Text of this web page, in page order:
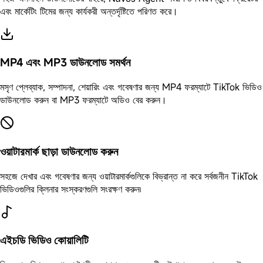
এবং মার্কেটিং টিমের জন্য কার্যকরী অন্তর্দৃষ্টিতে পরিণত করে।
MP4 এবং MP3 ডাউনলোড সমর্থন
মসৃণ প্লেব্যাক, সম্পাদনা, শেয়ারিং এবং গবেষণার জন্য MP4 ফরম্যাটে TikTok ভিডিও
ডাউনলোড করুন বা MP3 ফরম্যাটে অডিও বের করুন।
ওয়াটারমার্ক ছাড়া ডাউনলোড করুন
সহজে দেখার এবং গবেষণার জন্য ওয়াটারমার্কগুলিকে বিভ্রান্ত না করে সর্বজনীন TikTok
ভিডিওগুলির ক্লিনার সংস্করণগুলি সংরক্ষণ করুন৷
এইচডি ভিডিও কোয়ালিটি